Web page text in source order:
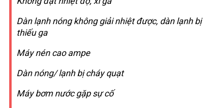
Dàn lạnh nóng không giải nhiệt được, dàn lạnh bị
thiếu ga
Máy nén cao ampe
Dàn nóng/ lạnh bị cháy quạt
Máy bơm nước gặp sự cố